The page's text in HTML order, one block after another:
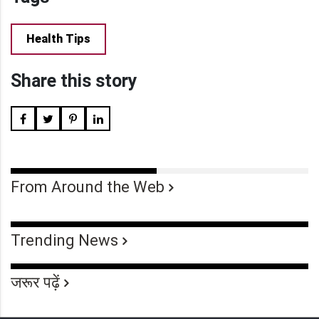
Health Tips
Share this story
From Around the Web
Trending News
जरूर पढ़ें